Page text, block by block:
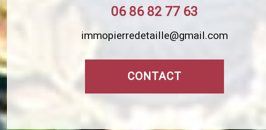
06 86 82 77 63
immopierredetaille@gmail.com
CONTACT